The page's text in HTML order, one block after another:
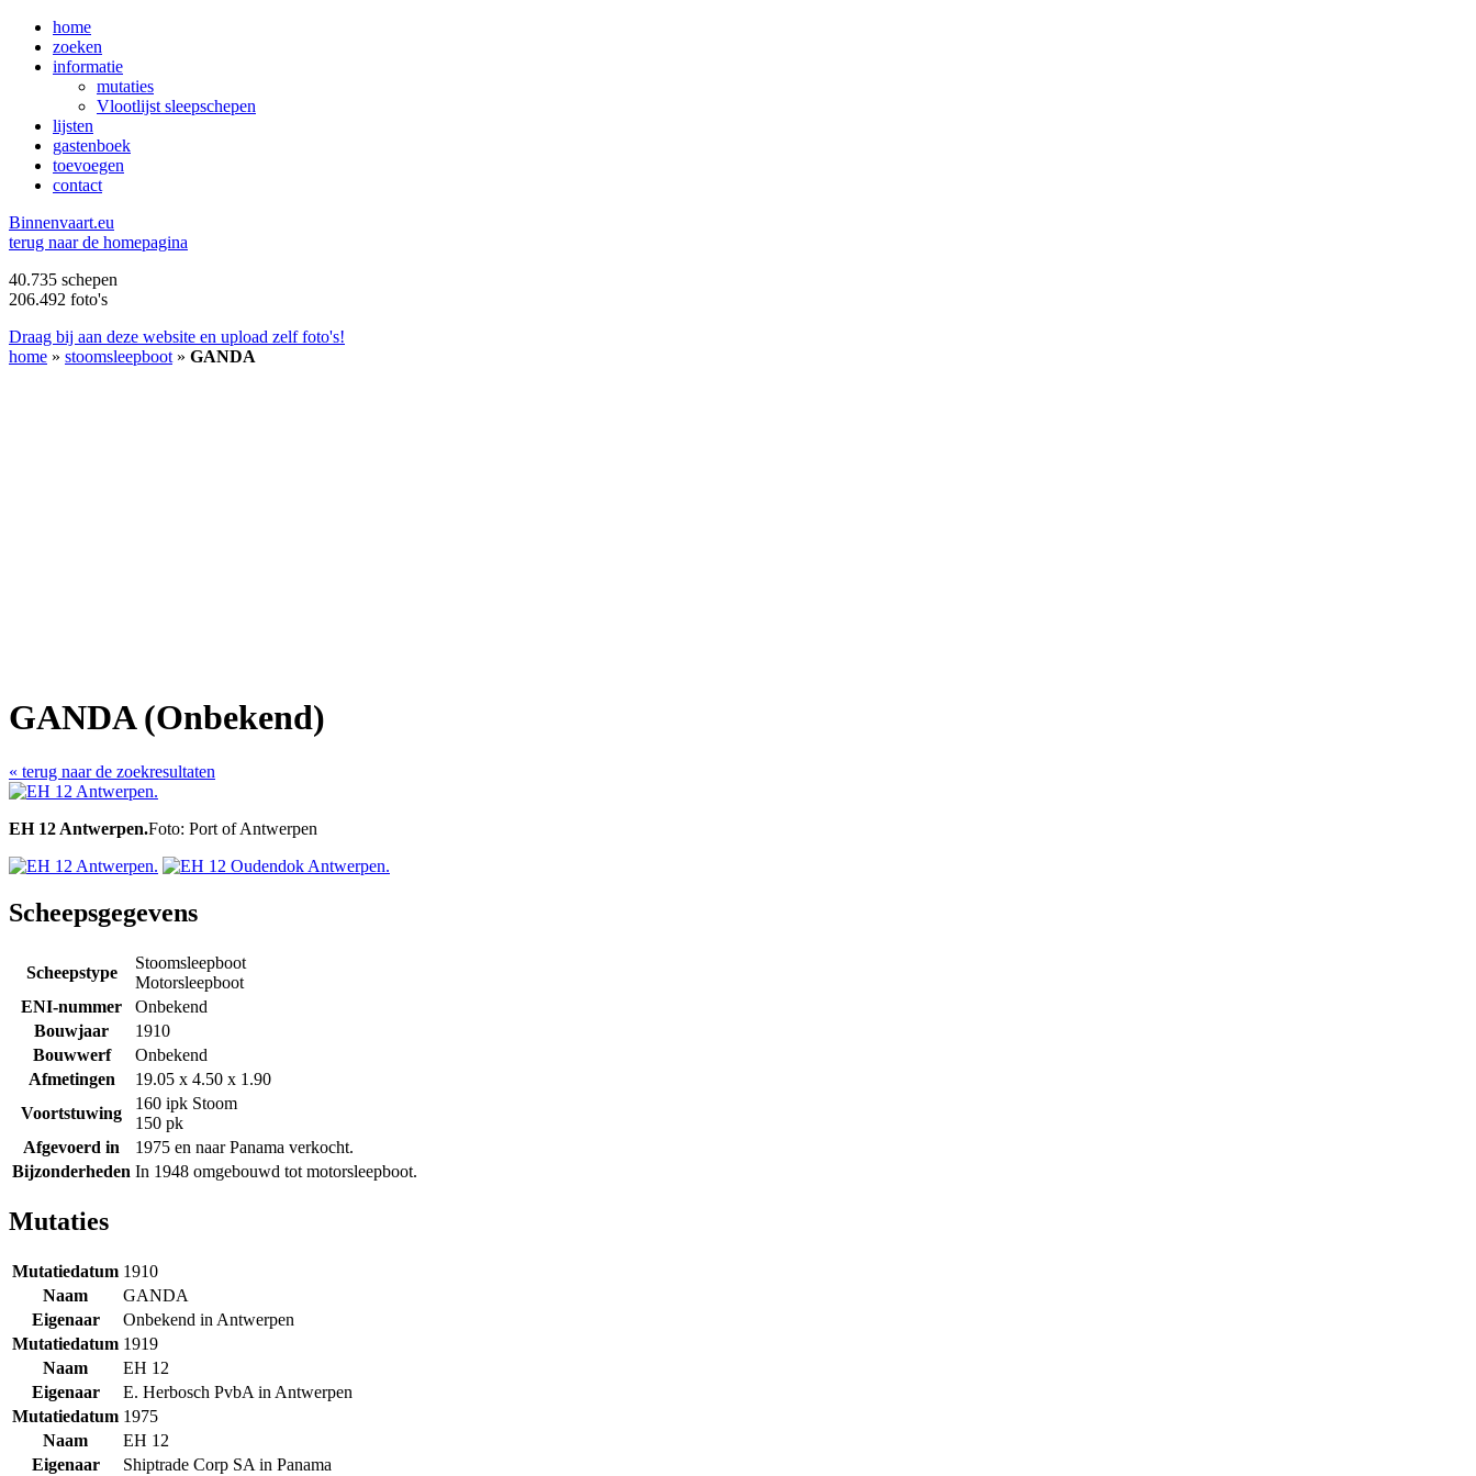
home
zoeken
informatie
mutaties
Vlootlijst sleepschepen
lijsten
gastenboek
toevoegen
contact
Binnenvaart.eu
terug naar de homepagina
40.735 schepen
206.492 foto's
Draag bij aan deze website en upload zelf foto's!
home » stoomsleepboot » GANDA
GANDA (Onbekend)
« terug naar de zoekresultaten
EH 12 Antwerpen.Foto: Port of Antwerpen
Scheepsgegevens
Scheepstype
Stoomsleepboot
Motorsleepboot
ENI-nummer
Onbekend
Bouwjaar
1910
Bouwwerf
Onbekend
Afmetingen
19.05 x 4.50 x 1.90
Voortstuwing
160 ipk Stoom
150 pk
Afgevoerd in
1975 en naar Panama verkocht.
Bijzonderheden In 1948 omgebouwd tot motorsleepboot.
Mutaties
Mutatiedatum 1910
Naam
GANDA
Eigenaar
Onbekend in Antwerpen
Mutatiedatum 1919
Naam
EH 12
Eigenaar
E. Herbosch PvbA in Antwerpen
Mutatiedatum 1975
Naam
EH 12
Eigenaar
Shiptrade Corp SA in Panama